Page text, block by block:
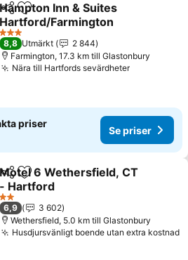
Lägg till i Mina Favoriter
Hampton Inn & Suites
Hartford/Farmington
3 Stjärnor
8,8 Utmärkt
2 844
Farmington, 17.3 km till Glastonbury
Nära till Hartfords sevärdheter
priser
Se priser
Dela Lägg till i Mina Favoriter
Motel 6 Wethersfield, CT
- Hartford
2 Stjärnor
6,9
3 602
Wethersfield, 5.0 km till Glastonbury
Husdjursvänligt boende utan extra kostnad